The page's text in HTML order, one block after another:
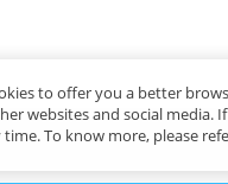
to offer you a better
websites and social media.
To know more, please